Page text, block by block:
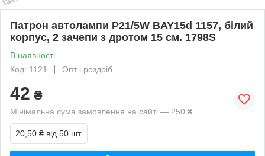
Патрон автолампи P21/5W BAY15d 1157, білий
корпус, 2 зачепи з дротом 15 см. 1798S
В наявності
Код: 1121
Опт і роздріб
42 ₴
Мінімальна сума замовлення на сайті — 250 ₴
20,50 ₴ від 50 шт.